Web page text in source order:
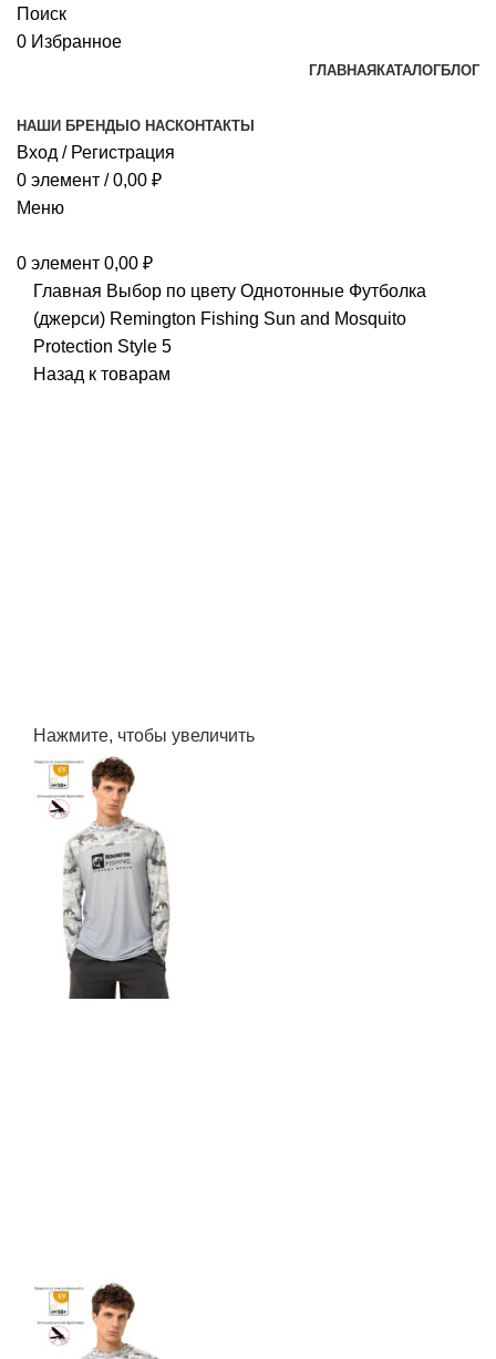
Поиск
0 Избранное
ГЛАВНАЯ КАТАЛОГБЛОГ
НАШИ БРЕНДЫ О НАСКОНТАКТЫ
Вход / Регистрация
0 элемент / 0,00 ₽
Меню
0 элемент 0,00 ₽
Главная Выбор по цвету Однотонные Футболка
(джерси) Remington Fishing Sun and Mosquito
Protection Style 5
Назад к товарам
Нажмите, чтобы увеличить